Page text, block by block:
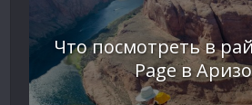
Что посмотреть в
Page в